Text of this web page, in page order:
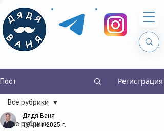
Пост Регистрация
Все рубрики
Все рубрики
Дядя Ваня
16 июн. 2025 г.